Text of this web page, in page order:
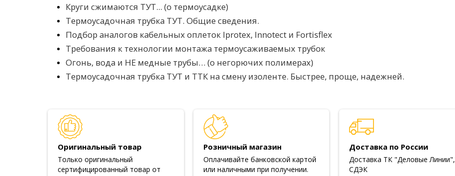
Круги сжимаются ТУТ... (о термоусадке)
Термоусадочная трубка ТУТ. Общие сведения.
Подбор аналогов кабельных оплеток Iprotex, Innotect и Fortisflex
Требования к технологии монтажа термоусаживаемых трубок
Огонь, вода и НЕ медные трубы… (о негорючих полимерах)
Термоусадочная трубка ТУТ и ТТК на смену изоленте. Быстрее, проще, надежней.
Оригинальный товар
Только оригинальный
сертифицированный товар от
Розничный магазин
Оплачивайте банковской картой
или наличными при получении.
Доставка по России
Доставка ТК "Деловые Линии",
СДЭК